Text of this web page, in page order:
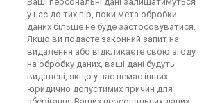
у нас до тих пір, поки мета обробки
даних більше не буде застосовуватися.
Якщо ви подасте законний запит на
видалення або відкликаєте свою згоду
на обробку даних, ваші дані будуть
видалені, якщо у нас немає інших
юридично допустимих причин для